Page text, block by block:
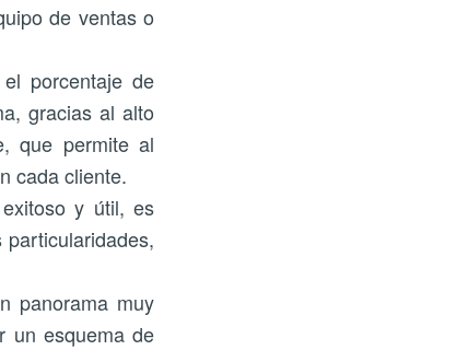
de ventas o
porcentaje de
gracias al alto
que permite al
cada cliente.
y útil, es
panorama muy
un esquema de